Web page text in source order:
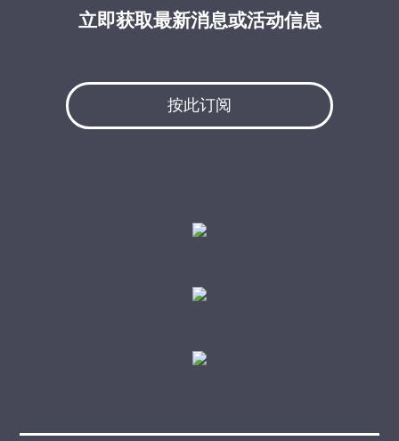
立即获取最新消息或活动信息
按此订阅